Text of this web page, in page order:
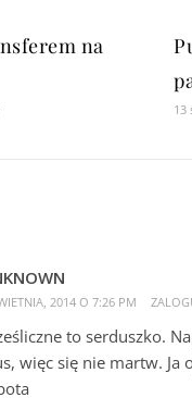
na
13
2014 O 7:26 PM
to serduszko.
więc się nie martw.